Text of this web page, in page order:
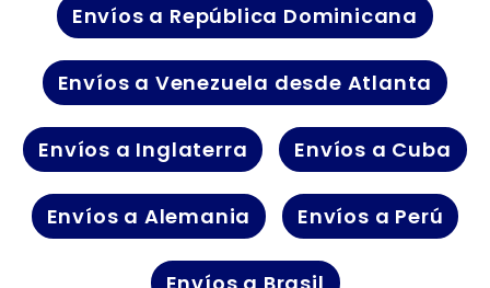
Envíos a República Dominicana
Envíos a Venezuela desde Atlanta
Envíos a Inglaterra Envíos a Cuba
Envíos a Alemania Envíos a Perú